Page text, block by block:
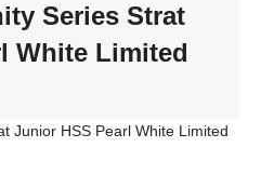
Series Strat
White Limited
Junior HSS Pearl White Limited